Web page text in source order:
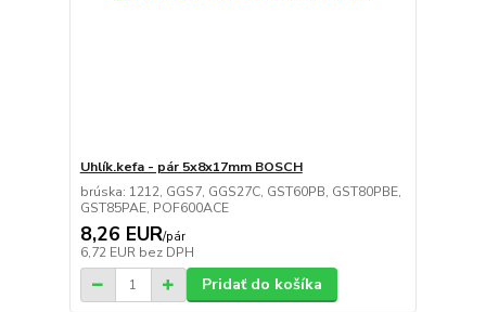
Uhlík.kefa - pár 5x8x17mm BOSCH
brúska: 1212, GGS7, GGS27C, GST60PB, GST80PBE,
GST85PAE, POF600ACE
8,26 EUR/pár
6,72 EUR bez DPH
Pridať do košíka